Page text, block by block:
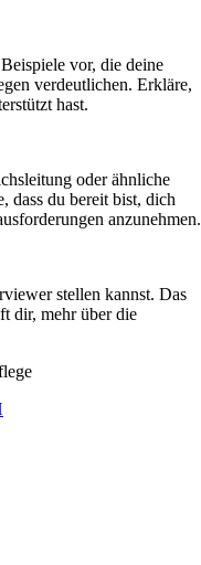
vor, die deine
verdeutlichen. Erkläre,
hast.
oder ähnliche
dass du bereit bist, dich
anzunehmen.
stellen kannst. Das
dir, mehr über die